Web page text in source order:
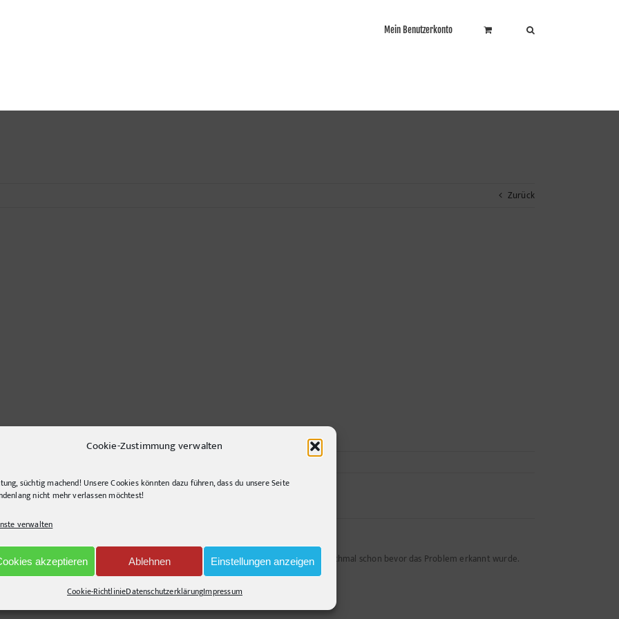
Cookie-Zustimmung verwalten
süchtig machend! Unsere Cookies könnten dazu führen, dass du unsere Seite
nicht mehr verlassen möchtest!
verwalten
akzeptieren Ablehnen Einstellungen anzeigen
Cookie-RichtlinieDatenschutzerklärungImpressum
Mein Benutzerkonto
Zurück
querlenkend, gerne segelnd. Immer auf der Suche nach innovativen Lösungen - manchmal schon bevor das Problem erkannt wurde.